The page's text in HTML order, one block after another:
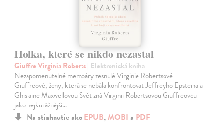
Holka, které se nikdo nezastal
Giuffre Virginia Roberts| Elektronická kniha
Nezapomenutelné memoáry zesnulé Virginie Robertsové
Giuffreové, ženy, která se nebála konfrontovat Jeffreyho Epsteina a
Ghislaine Maxwellovou Svět zná Virginii Robertsovou Giuffreovou
jako nejkurážnější…
Na stiahnutie ako EPUB, MOBI a PDF